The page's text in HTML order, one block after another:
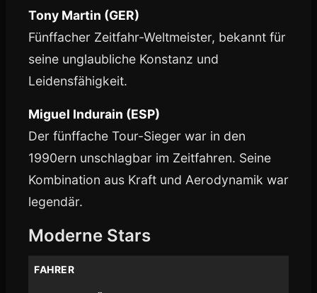
Tony Martin (GER)
Fünffacher Zeitfahr-Weltmeister, bekannt für
seine unglaubliche Konstanz und
Leidensfähigkeit.
Miguel Indurain (ESP)
Der fünffache Tour-Sieger war in den
1990ern unschlagbar im Zeitfahren. Seine
Kombination aus Kraft und Aerodynamik war
legendär.
Moderne Stars
FAHRER